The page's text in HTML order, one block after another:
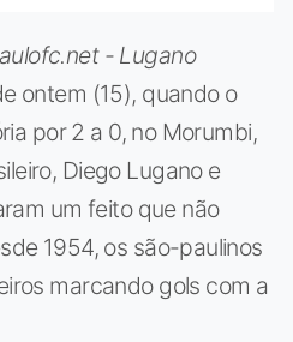
- Lugano
ontem (15), quando o
por 2 a 0, no Morumbi,
Diego Lugano e
um feito que não
1954, os são-paulinos
marcando gols com a